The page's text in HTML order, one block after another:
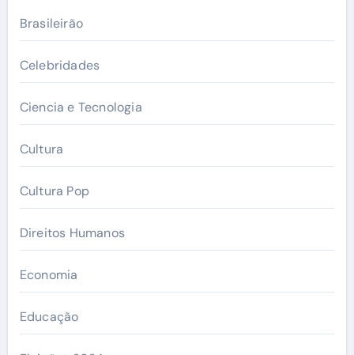
Brasileirão
Celebridades
Ciencia e Tecnologia
Cultura
Cultura Pop
Direitos Humanos
Economia
Educação